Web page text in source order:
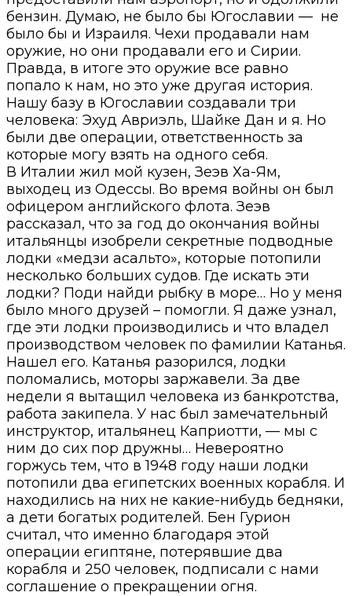
бензин. Думаю, не было бы Югославии — не
было бы и Израиля. Чехи продавали нам
оружие, но они продавали его и Сирии.
Правда, в итоге это оружие все равно
попало к нам, но это уже другая история.
Нашу базу в Югославии создавали три
человека: Эхуд Авриэль, Шайке Дан и я. Но
были две операции, ответственность за
которые могу взять на одного себя.
В Италии жил мой кузен, Зеэв Ха-Ям,
выходец из Одессы. Во время войны он был
офицером английского флота. Зеэв
рассказал, что за год до окончания войны
итальянцы изобрели секретные подводные
лодки «медзи асальто», которые потопили
несколько больших судов. Где искать эти
лодки? Поди найди рыбку в море… Но у меня
было много друзей – помогли. Я даже узнал,
где эти лодки производились и что владел
производством человек по фамилии Катанья.
Нашел его. Катанья разорился, лодки
поломались, моторы заржавели. За две
недели я вытащил человека из банкротства,
работа закипела. У нас был замечательный
инструктор, итальянец Каприотти, — мы с
ним до сих пор дружны… Невероятно
горжусь тем, что в 1948 году наши лодки
потопили два египетских военных корабля. И
находились на них не какие-нибудь бедняки,
а дети богатых родителей. Бен Гурион
считал, что именно благодаря этой
операции египтяне, потерявшие два
корабля и 250 человек, подписали с нами
соглашение о прекращении огня.